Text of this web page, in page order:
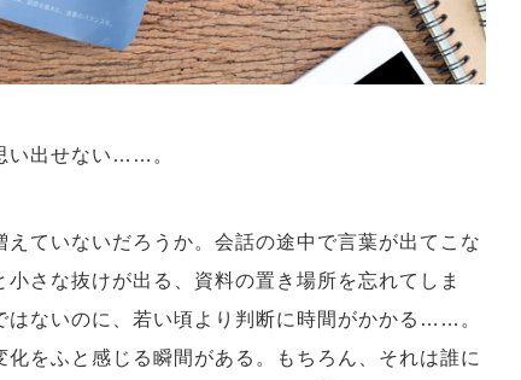
い出せない……。
ていないだろうか。会話の途中で言葉が出てこな
さな抜けが出る、資料の置き場所を忘れてしま
はないのに、若い頃より判断に時間がかかる……。
をふと感じる瞬間がある。もちろん、それは誰に